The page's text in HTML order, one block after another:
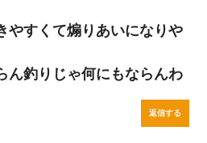
やすくて煽りあいになりや
ん釣りじゃ何にもならんわ
返信する